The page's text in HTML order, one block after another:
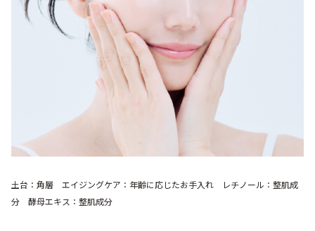
土台：角層 エイジングケア：年齢に応じたお手入れ レチノール：整肌成
分 酵母エキス：整肌成分